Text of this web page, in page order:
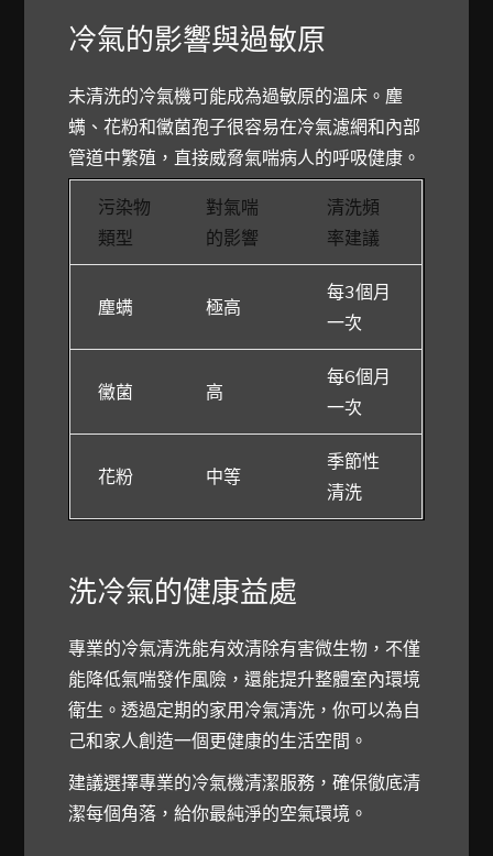
冷氣的影響與過敏原
未清洗的冷氣機可能成為過敏原的溫床。塵
螨、花粉和黴菌孢子很容易在冷氣濾網和內部
管道中繁殖，直接威脅氣喘病人的呼吸健康。
污染物
類型
對氣喘
的影響
清洗頻
率建議
塵螨 極高
每3個月
一次
黴菌 高
每6個月
一次
花粉 中等
季節性
清洗
洗冷氣的健康益處
專業的冷氣清洗能有效清除有害微生物，不僅
能降低氣喘發作風險，還能提升整體室內環境
衛生。透過定期的家用冷氣清洗，你可以為自
己和家人創造一個更健康的生活空間。
建議選擇專業的冷氣機清潔服務，確保徹底清
潔每個角落，給你最純淨的空氣環境。